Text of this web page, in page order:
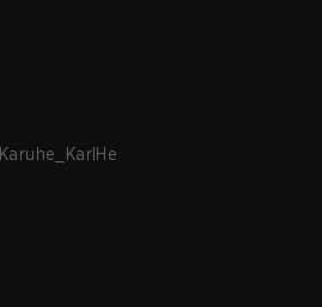
Karuhe_KarlHe